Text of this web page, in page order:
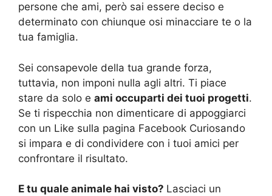
persone che ami, però sai essere deciso e
determinato con chiunque osi minacciare te o la
tua famiglia.
Sei consapevole della tua grande forza,
tuttavia, non imponi nulla agli altri. Ti piace
stare da solo e ami occuparti dei tuoi progetti.
Se ti rispecchia non dimenticare di appoggiarci
con un Like sulla pagina Facebook Curiosando
si impara e di condividere con i tuoi amici per
confrontare il risultato.
E tu quale animale hai visto? Lasciaci un